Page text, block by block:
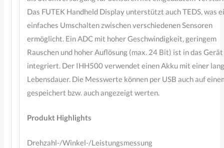
Das FUTEK Handheld Display unterstützt auch TEDS, was
einfaches Umschalten zwischen verschiedenen Sensoren
ermöglicht. Ein ADC mit hoher Geschwindigkeit, geringem
Rauschen und hoher Auflösung (max. 24 Bit) ist in das Gerät
integriert. Der IHH500 verwendet einen Akku mit einer
Lebensdauer. Die Messwerte können per USB auch auf
gespeichert bzw. auch angezeigt werten.
Produkt Highlights
Drehzahl-/Winkel-/Leistungsmessung